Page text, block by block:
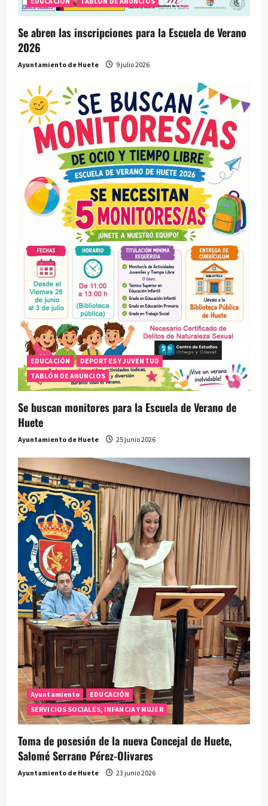
s
Se abren las inscripciones para la Escuela de Verano
2026
Ayuntamiento de Huete 9 julio 2026
EDUCACIÓN
DEPORTES Y JUVENTUD
TABLÓN DE ANUNCIOS
Se buscan monitores para la Escuela de Verano de
Huete
Ayuntamiento de Huete 25 junio 2026
Ayuntamiento
EDUCACIÓN
SERVICIOS SOCIALES, INFANCIA Y MUJER
Toma de posesión de la nueva Concejal de Huete,
Salomé Serrano Pérez-Olivares
Ayuntamiento de Huete 23 junio 2026